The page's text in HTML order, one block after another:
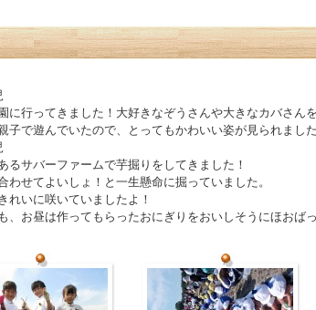
に行ってきました！大好きなぞうさんや大きなカバさん
子で遊んでいたので、とってもかわいい姿が見られまし
るサバーファームで芋掘りをしてきました！
わせてよいしょ！と一生懸命に掘っていました。
れいに咲いていましたよ！
、お昼は作ってもらったおにぎりをおいしそうにほおば